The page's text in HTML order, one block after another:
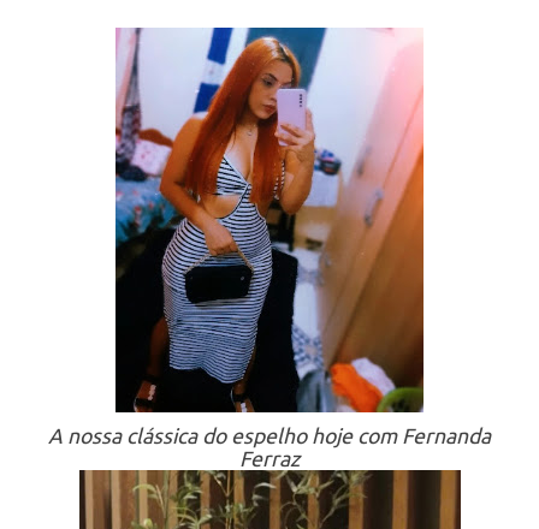
A nossa clássica do espelho hoje com Fernanda
Ferraz